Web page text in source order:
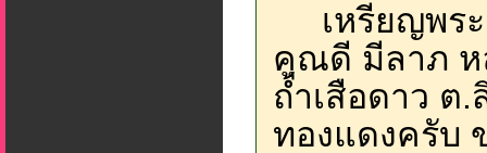
เหรียญพระ
คุณดี มีลาภ ห
ถ้ำเสือดาว ต
ทองแดงครับ